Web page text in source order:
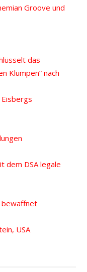
Groove und
das
Klumpen” nach
dem DSA legale
bewaffnet
USA